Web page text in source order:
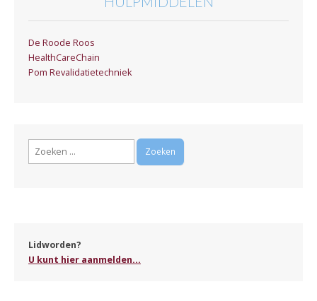
De Roode Roos
HealthCareChain
Pom Revalidatietechniek
Zoeken
Lidworden?
U kunt hier aanmelden...